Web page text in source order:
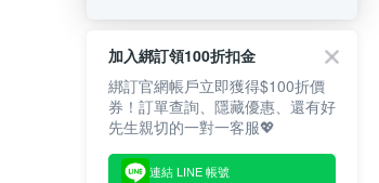
加入綁訂領100折扣金
綁訂官網帳戶立即獲得$100折價
券！訂單查詢、隱藏優惠、還有好
先生親切的一對一客服💖
連結 LINE 帳號